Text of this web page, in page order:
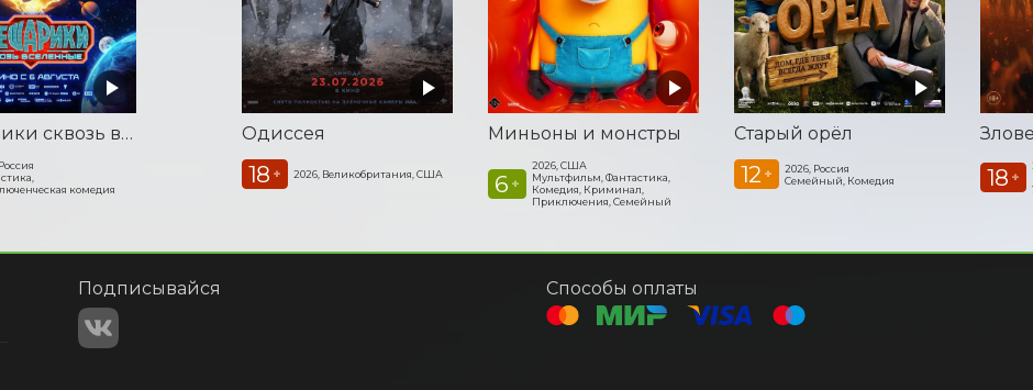
Смешарики сквозь вселенные
комедия
Одиссея
18 + 2026, Великобритания, США
Миньоны и монстры
6 +
2026, США
Мультфильм, Фантастика,
Комедия, Криминал,
Приключения, Семейный
Старый орёл
12 +
2026, Россия
Семейный, Комедия
18 +
Подписывайся Способы оплаты